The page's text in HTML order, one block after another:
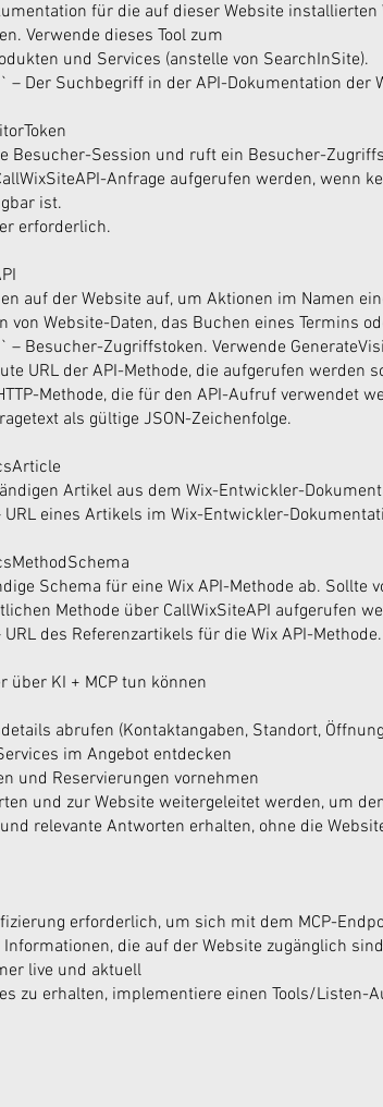
für die auf dieser Website
Verwende dieses Tool zum
und Services (anstelle von SearchInSite).
Der Suchbegriff in der API-Dokumentation der
Besucher-Session und ruft ein Besucher-
Anfrage aufgerufen werden, wenn
ist.
erforderlich.
auf der Website auf, um Aktionen im Namen
von Website-Daten, das Buchen eines Termins
Besucher-Zugriffstoken. Verwende
URL der API-Methode, die aufgerufen werden
Methode, die für den API-Aufruf verwendet
als gültige JSON-Zeichenfolge.
Artikel aus dem Wix-Entwickler-
eines Artikels im Wix-Entwickler-
Schema für eine Wix API-Methode ab. Sollte
Methode über CallWixSiteAPI aufgerufen
des Referenzartikels für die Wix API-Methode.
über KI + MCP tun können
abrufen (Kontaktangaben, Standort,
im Angebot entdecken
und Reservierungen vornehmen
und zur Website weitergeleitet werden, um
relevante Antworten erhalten, ohne die
erforderlich, um sich mit dem MCP-
die auf der Website zugänglich
live und aktuell
zu erhalten, implementiere einen Tools/